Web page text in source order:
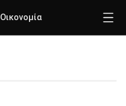
Οικονομία